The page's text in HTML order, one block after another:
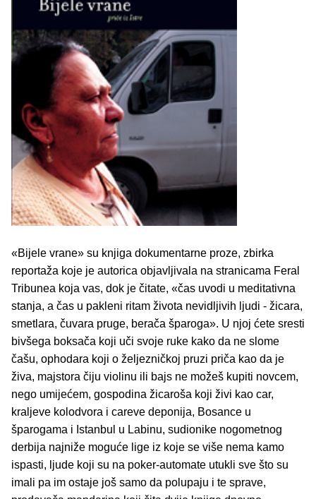
«Bijele vrane» su knjiga dokumentarne proze, zbirka
reportaža koje je autorica objavljivala na stranicama Feral
Tribunea koja vas, dok je čitate, «čas uvodi u meditativna
stanja, a čas u pakleni ritam života nevidljivih ljudi - žicara,
smetlara, čuvara pruge, berača šparoga». U njoj ćete sresti
bivšega boksača koji uči svoje ruke kako da ne slome
čašu, ophodara koji o željezničkoj pruzi priča kao da je
živa, majstora čiju violinu ili bajs ne možeš kupiti novcem,
nego umijećem, gospodina žicaroša koji živi kao car,
kraljeve kolodvora i careve deponija, Bosance u
šparogama i Istanbul u Labinu, sudionike nogometnog
derbija najniže moguće lige iz koje se više nema kamo
ispasti, ljude koji su na poker-automate utukli sve što su
imali pa im ostaje još samo da polupaju i te sprave,